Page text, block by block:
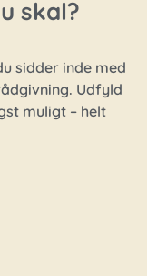
skal?
sidder inde med
Udfyld
muligt – helt